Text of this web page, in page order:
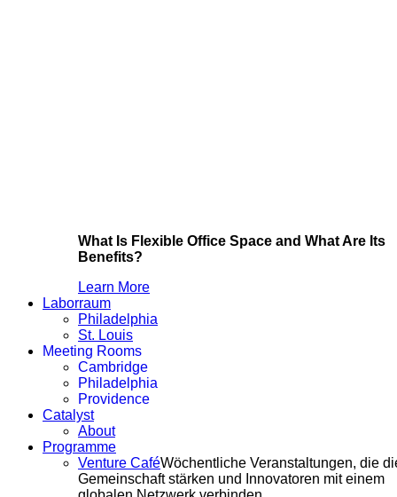
What Is Flexible Office Space and What Are Its
Benefits?
Learn More
Laborraum
Philadelphia
St. Louis
Meeting Rooms
Cambridge
Philadelphia
Providence
Catalyst
About
Programme
Venture CaféWöchentliche Veranstaltungen, die
Gemeinschaft stärken und Innovatoren mit einem